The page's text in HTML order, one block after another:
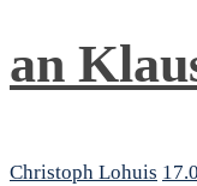
an
Christoph Lohuis